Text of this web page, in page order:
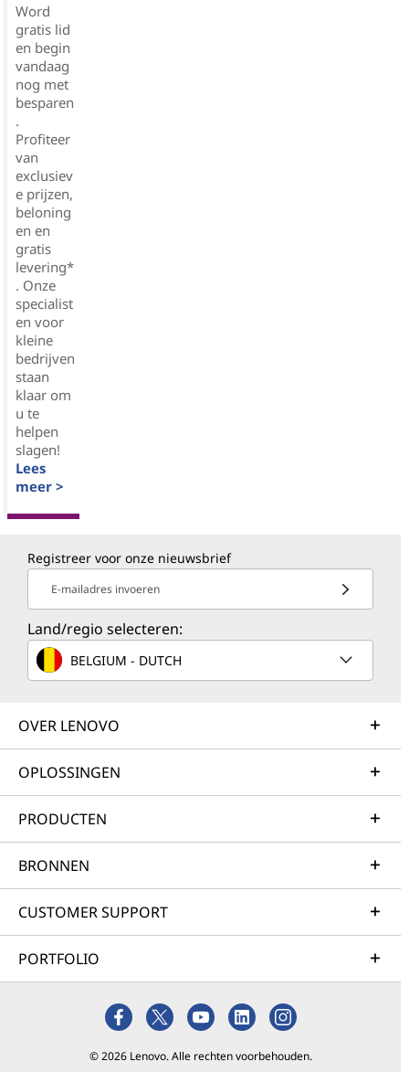
Word
gratis lid
en begin
vandaag
nog met
besparen
.
Profiteer
van
exclusiev
e prijzen,
beloning
en en
gratis
levering*
. Onze
specialist
en voor
kleine
bedrijven
staan
klaar om
u te
helpen
slagen!
Lees
meer >
Registreer voor onze nieuwsbrief
E-mailadres invoeren
Land/regio selecteren:
BELGIUM - DUTCH
OVER LENOVO
OPLOSSINGEN
PRODUCTEN
BRONNEN
CUSTOMER SUPPORT
PORTFOLIO
© 2026 Lenovo. Alle rechten voorbehouden.